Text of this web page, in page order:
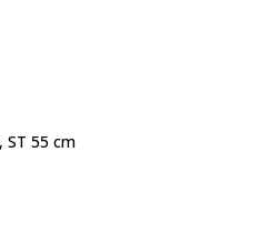
ST 55 cm